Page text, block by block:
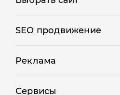
SEO продвижение
Реклама
Сервисы